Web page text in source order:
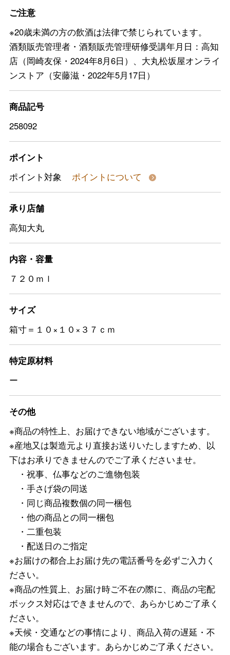
ご注意
※20歳未満の方の飲酒は法律で禁じられています。
酒類販売管理者・酒類販売管理研修受講年月日：高知
店（岡崎友保・2024年8月6日）、大丸松坂屋オンライ
ンストア（安藤滋・2022年5月17日）
商品記号
258092
ポイント
ポイント対象
ポイントについて
承り店舗
高知大丸
内容・容量
７２０ｍｌ
サイズ
箱寸＝１０×１０×３７ｃｍ
特定原材料
ー
その他
※商品の特性上、お届けできない地域がございます。
※産地又は製造元より直接お送りいたしますため、以
下はお承りできませんのでご了承くださいませ。
・祝事、仏事などのご進物包装
・手さげ袋の同送
・同じ商品複数個の同一梱包
・他の商品との同一梱包
・二重包装
・配送日のご指定
※お届けの都合上お届け先の電話番号を必ずご入力く
ださい。
※商品の性質上、お届け時ご不在の際に、商品の宅配
ボックス対応はできませんので、あらかじめご了承く
ださい。
※天候・交通などの事情により、商品入荷の遅延・不
能の場合もございます。あらかじめご了承ください。